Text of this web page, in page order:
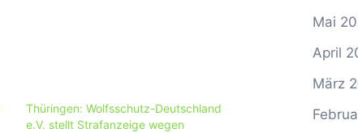
Thüringen: Wolfsschutz-Deutschland
e.V. stellt Strafanzeige wegen
Mai
April
März